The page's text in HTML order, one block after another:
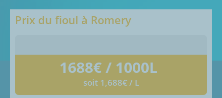
Prix du fioul à Romery
1688€ / 1000L
soit 1,688€ / L